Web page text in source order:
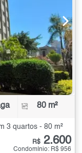
80 m²
3 quartos - 80 m²
R$ 2.600
Condomínio: R$ 956